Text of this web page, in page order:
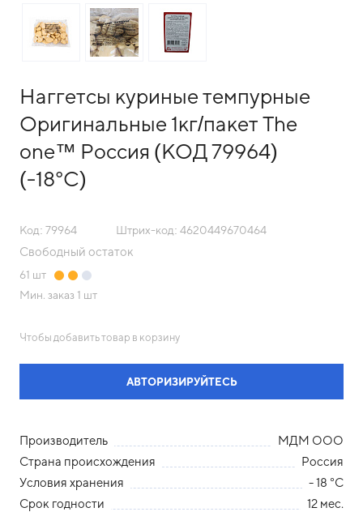
Наггетсы куриные темпурные
Оригинальные 1кг/пакет The
one™ Россия (КОД 79964)
(-18°С)
Код: 79964 Штрих-код: 4620449670464
Свободный остаток
61 шт
Мин. заказ 1 шт
Чтобы добавить товар в корзину
АВТОРИЗИРУЙТЕСЬ
Производитель
МДМ ООО
Страна происхождения
Россия
Условия хранения
- 18 °С
Срок годности
12 мес.